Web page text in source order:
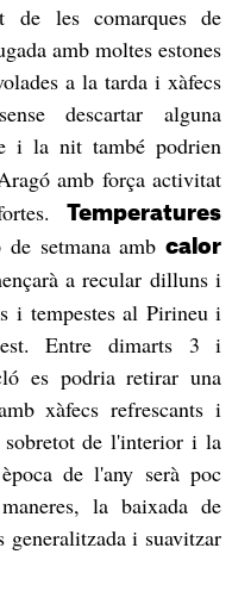
de les comarques de
amb moltes estones
a la tarda i xàfecs
descartar alguna
i la nit també podrien
amb força activitat
Temperatures
de setmana ambcalor
a recular dilluns i
i tempestes al Pirineu i
Entre dimarts 3 i
es podria retirar una
xàfecs refrescants i
sobretot de l'interior i la
de l'any serà poc
la baixada de
generalitzada i suavitzar